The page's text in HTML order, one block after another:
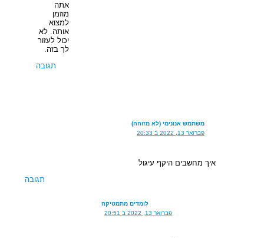
אתה
מוזמן
למצוא
אותה. לא
יכול לעזור
לך בזה.
תגובה
משתמש אנונימי (לא מזוהה)
פברואר 13, 2022 ב 20:33
איך מחשבים היקף עיגול
תגובה
לומדים מתמטיקה
פברואר 13, 2022 ב 20:51